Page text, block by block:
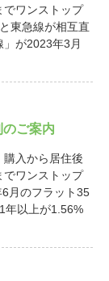
でワンストップ
東急線が相互直
が2023年3月
ご案内
購入から居住後
でワンストップ
月のフラット35
年以上が1.56%